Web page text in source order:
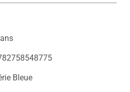
Bleue